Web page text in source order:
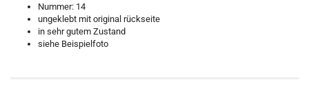
Nummer: 14
ungeklebt mit original rückseite
in sehr gutem Zustand
siehe Beispielfoto